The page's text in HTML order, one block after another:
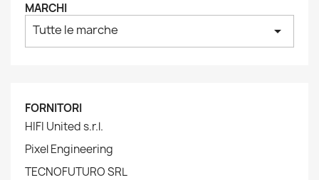
MARCHI
Tutte le marche arrow_drop_down
FORNITORI
HIFI United s.r.l.
Pixel Engineering
TECNOFUTURO SRL